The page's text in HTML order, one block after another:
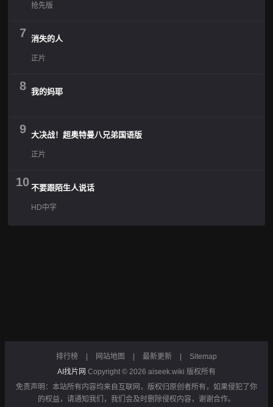
抢先版
7 消失的人
正片
8 我的妈耶
9 大决战！超奥特曼八兄弟国语版
正片
10 不要跟陌生人说话
HD中字
排行榜 网站地图 最新更新
Sitemap
AI找片网 Copyright © 2026 aiseek.wiki 版权所有
免责声明：本站所有内容均来自互联网，版权归原创者所有，如果侵犯了你
的权益，请通知我们，我们会及时删除侵权内容，谢谢合作。